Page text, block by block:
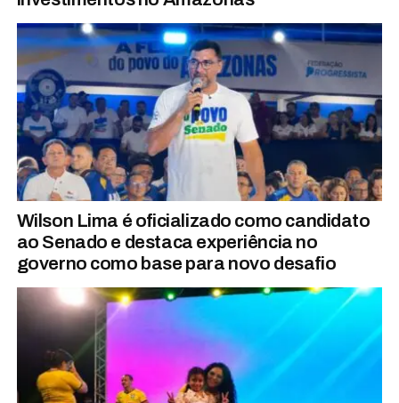
Wilson Lima é oficializado como candidato
ao Senado e destaca experiência no
governo como base para novo desafio